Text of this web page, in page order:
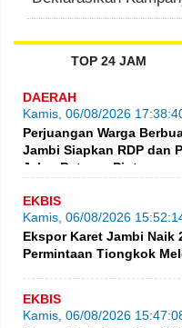
TOP 24 JAM
DAERAH
Kamis, 06/08/2026
Perjuangan Warga
Jambi Siapkan RDP dan
Jalan Betung–Pintas
EKBIS
Kamis, 06/08/2026
Ekspor Karet Jambi Naik
Permintaan Tiongkok
EKBIS
Kamis, 06/08/2026